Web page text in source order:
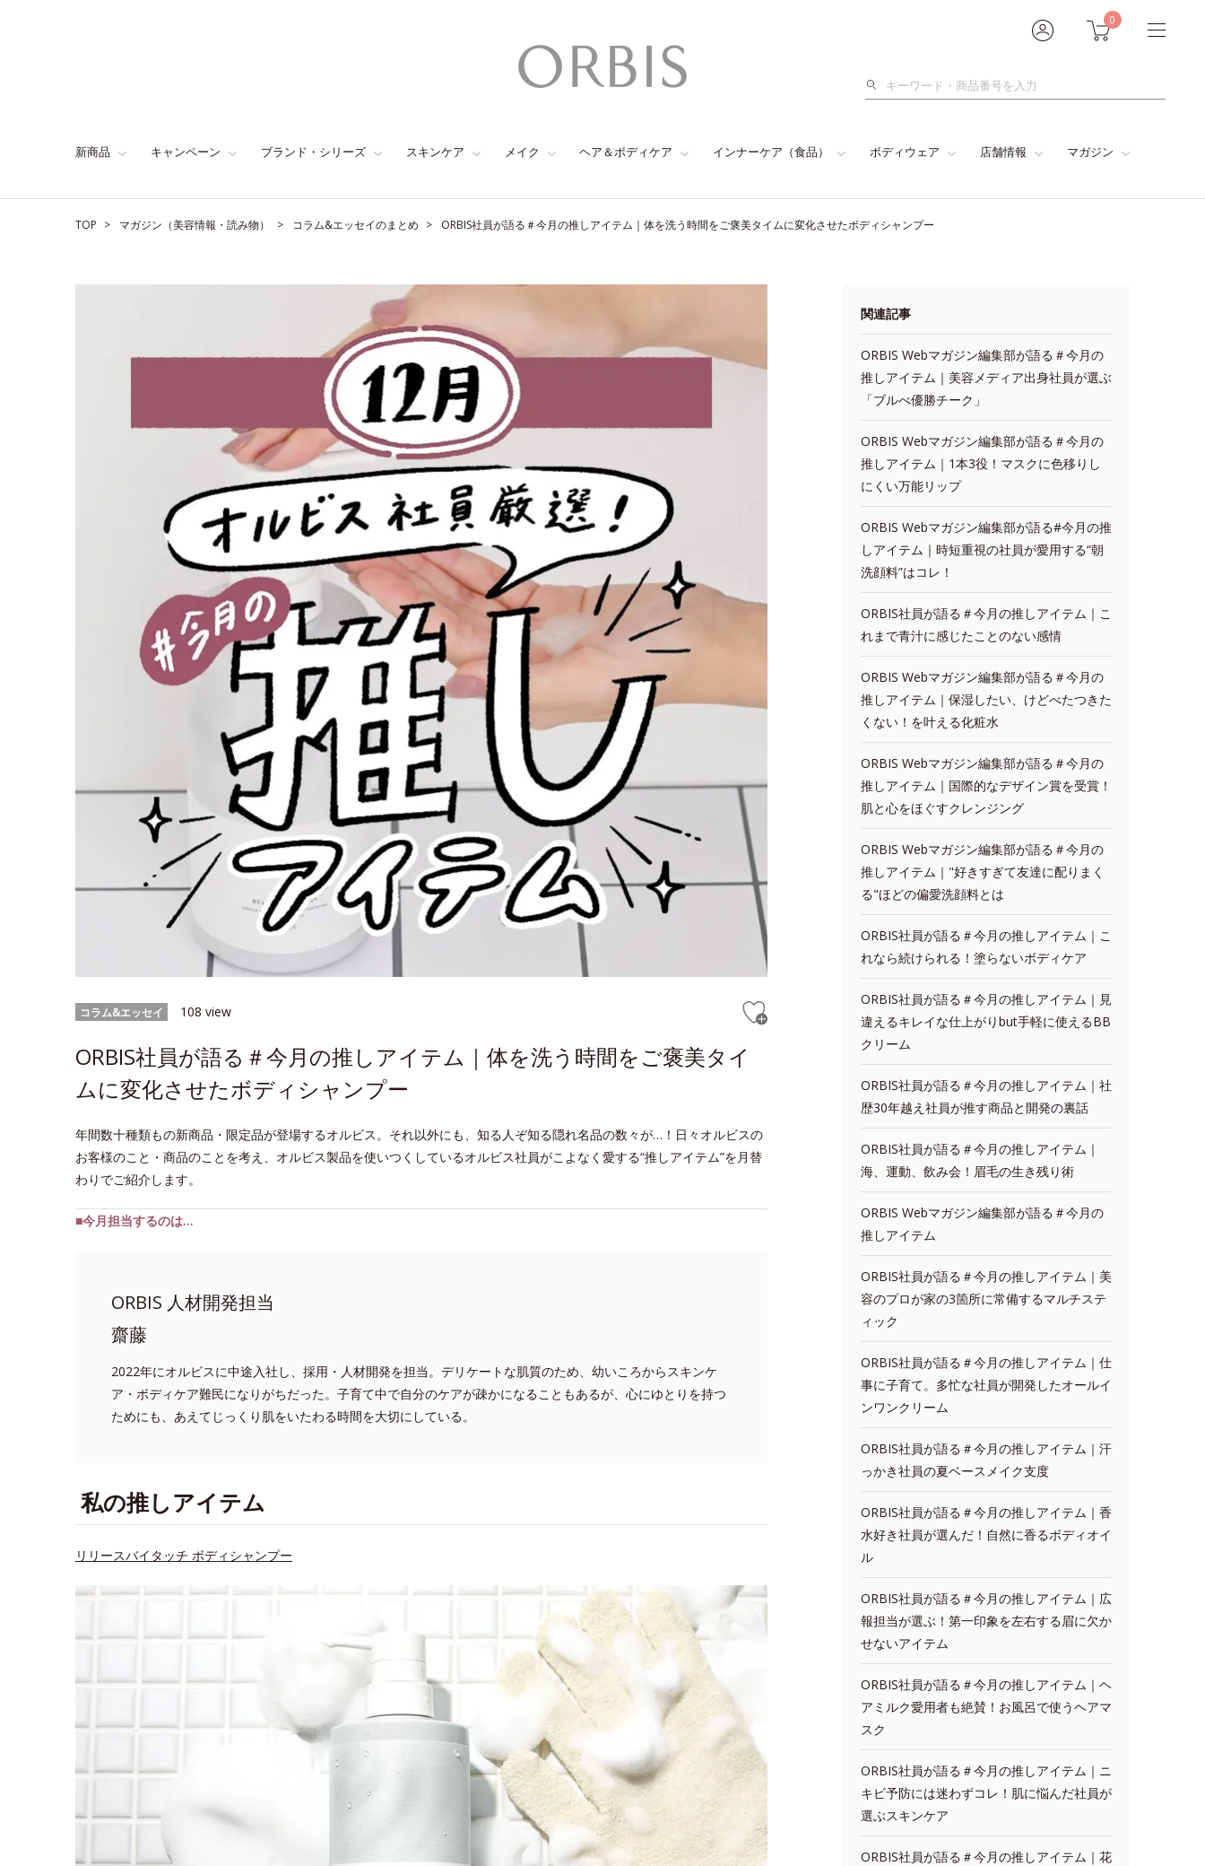
0
検
新商品 キャンペーン ブランド・シリーズ スキンケア メイク ヘア＆ボディケア インナーケア（食品） ボディウェア 店舗情報 マガジン
TOP マガジン（美容情報・読み物） コラム&エッセイのまとめ ORBIS社員が語る＃今月の推しアイテム｜体を洗う時間をご褒美タイムに変化させたボディシャンプー
コラム&エッセイ 108 view
ORBIS社員が語る＃今月の推しアイテム｜体を洗う時間をご褒美タイ
ムに変化させたボディシャンプー
年間数十種類もの新商品・限定品が登場するオルビス。それ以外にも、知る人ぞ知る隠れ名品の数々が…！日々オルビスの
お客様のこと・商品のことを考え、オルビス製品を使いつくしているオルビス社員がこよなく愛する“推しアイテム”を月替
わりでご紹介します。
■今月担当するのは…
ORBIS 人材開発担当
齋藤
2022年にオルビスに中途入社し、採用・人材開発を担当。デリケートな肌質のため、幼いころからスキンケ
ア・ボディケア難民になりがちだった。子育て中で自分のケアが疎かになることもあるが、心にゆとりを持つ
ためにも、あえてじっくり肌をいたわる時間を大切にしている。
私の推しアイテム
リリースバイタッチ ボディシャンプー
関連記事
ORBIS Webマガジン編集部が語る＃今月の
推しアイテム｜美容メディア出身社員が選ぶ
「ブルべ優勝チーク」
ORBIS Webマガジン編集部が語る＃今月の
推しアイテム｜1本3役！マスクに色移りし
にくい万能リップ
ORBIS Webマガジン編集部が語る#今月の推
しアイテム｜時短重視の社員が愛用する“朝
洗顔料”はコレ！
ORBIS社員が語る＃今月の推しアイテム｜こ
れまで青汁に感じたことのない感情
ORBIS Webマガジン編集部が語る＃今月の
推しアイテム｜保湿したい、けどべたつきた
くない！を叶える化粧水
ORBIS Webマガジン編集部が語る＃今月の
推しアイテム｜国際的なデザイン賞を受賞！
肌と心をほぐすクレンジング
ORBIS Webマガジン編集部が語る＃今月の
推しアイテム｜"好きすぎて友達に配りまく
る"ほどの偏愛洗顔料とは
ORBIS社員が語る＃今月の推しアイテム｜こ
れなら続けられる！塗らないボディケア
ORBIS社員が語る＃今月の推しアイテム｜見
違えるキレイな仕上がりbut手軽に使えるBB
クリーム
ORBIS社員が語る＃今月の推しアイテム｜社
歴30年越え社員が推す商品と開発の裏話
ORBIS社員が語る＃今月の推しアイテム｜
海、運動、飲み会！眉毛の生き残り術
ORBIS Webマガジン編集部が語る＃今月の
推しアイテム
ORBIS社員が語る＃今月の推しアイテム｜美
容のプロが家の3箇所に常備するマルチステ
ィック
ORBIS社員が語る＃今月の推しアイテム｜仕
事に子育て。多忙な社員が開発したオールイ
ンワンクリーム
ORBIS社員が語る＃今月の推しアイテム｜汗
っかき社員の夏ベースメイク支度
ORBIS社員が語る＃今月の推しアイテム｜香
水好き社員が選んだ！自然に香るボディオイ
ル
ORBIS社員が語る＃今月の推しアイテム｜広
報担当が選ぶ！第一印象を左右する眉に欠か
せないアイテム
ORBIS社員が語る＃今月の推しアイテム｜ヘ
アミルク愛用者も絶賛！お風呂で使うヘアマ
スク
ORBIS社員が語る＃今月の推しアイテム｜ニ
キビ予防には迷わずコレ！肌に悩んだ社員が
選ぶスキンケア
ORBIS社員が語る＃今月の推しアイテム｜花